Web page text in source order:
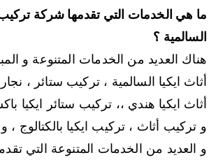
ما هي الخدمات التي تقدمها شركة تركيب
السالمية ؟
هناك العديد من الخدمات المتنوعة و
أثاث ايكيا السالمية ، تركيب ستائر ،
أثاث ايكيا هندي ،، تركيب ستائر ايكيا
و تركيب أثاث ، تركيب ايكيا بالكتالوج ،
و العديد من الخدمات المتنوعة التي